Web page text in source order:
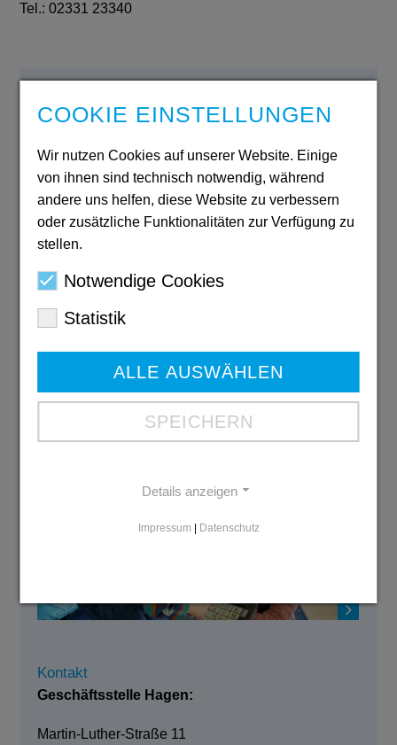
Tel.: 02331 23340
2024/2025
PDF: 6,3 MB
Download
Ausbildungs-
broschüre 2026
PDF: 6 MB
Der Imagefilm der Diakonie Mark-
Kontakt
Geschäftsstelle Hagen:
Martin-Luther-Straße 11
COOKIE EINSTELLUNGEN
Wir nutzen Cookies auf unserer Website. Einige
von ihnen sind technisch notwendig, während
andere uns helfen, diese Website zu verbessern
oder zusätzliche Funktionalitäten zur Verfügung zu
stellen.
Notwendige Cookies
Statistik
ALLE AUSWÄHLEN
SPEICHERN
Details anzeigen
Impressum | Datenschutz